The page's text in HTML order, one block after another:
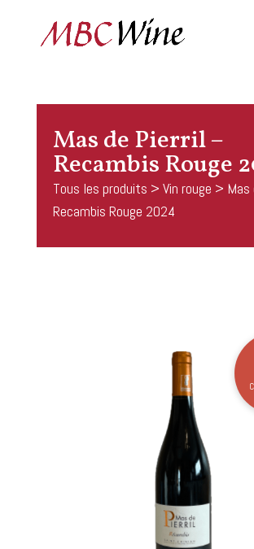
Mas de Pierril –
Recambis Rouge
Tous les produits > Vin rouge > Mas
Recambis Rouge 2024